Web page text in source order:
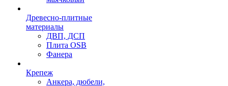
Древесно-плитные
материалы
ДВП, ДСП
Плита OSB
Фанера
Крепеж
Анкера, дюбели,